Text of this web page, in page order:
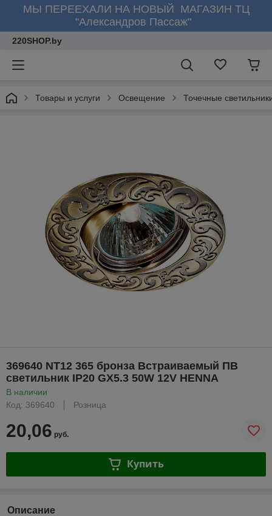
МЫ ПЕРЕЕХАЛИ НА НОВЫЙ МАГАЗИН ТЦ
"Александров Пассаж"
220SHOP.by
Товары и услуги Освещение Точечные
369640 NT12 365 бронза Встраиваемый ПВ
светильник IP20 GX5.3 50W 12V HENNA
В наличии
Код: 369640
Розница
20,06 руб.
Купить
Описание